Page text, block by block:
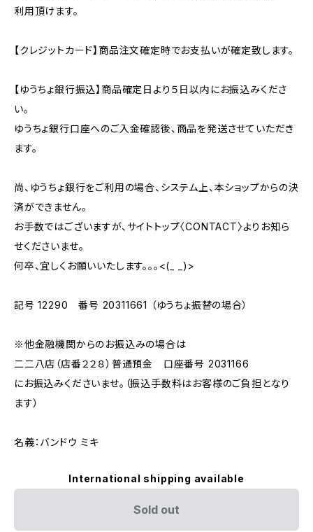
利用頂けます。
【クレジットカード】商品注文確定時でお支払いが確定致します。
【ゆうちょ銀行振込】商品確定日より５日以内にお振込みくださ
い。
ゆうちょ銀行口座へのご入金確認後、商品を発送させていただき
ます。
尚、ゆうちょ銀行をご利用の場合、システム上、本ショップからの決
済ができません。
お手数ではございますが、サイトトップ〈CONTACT〉よりお知ら
せくださいませ。
何卒、宜しくお願いいたします。。。<(_ _)>
記号 12290 番号 20311661 （ゆうちょ振替の場合）
※他金融機関からのお振込みの場合は
二二八店（店番２２８）普通預金 口座番号 2031166
にお振込みくださいませ。（振込手数料はお客様のご負担となり
ます）
名義：バンドウ ミキ
International shipping available
Sold out